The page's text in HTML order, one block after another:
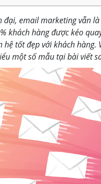
đại, email marketing vẫn
khách hàng được kéo
tốt đẹp với khách
một số mẫu tại bài viết